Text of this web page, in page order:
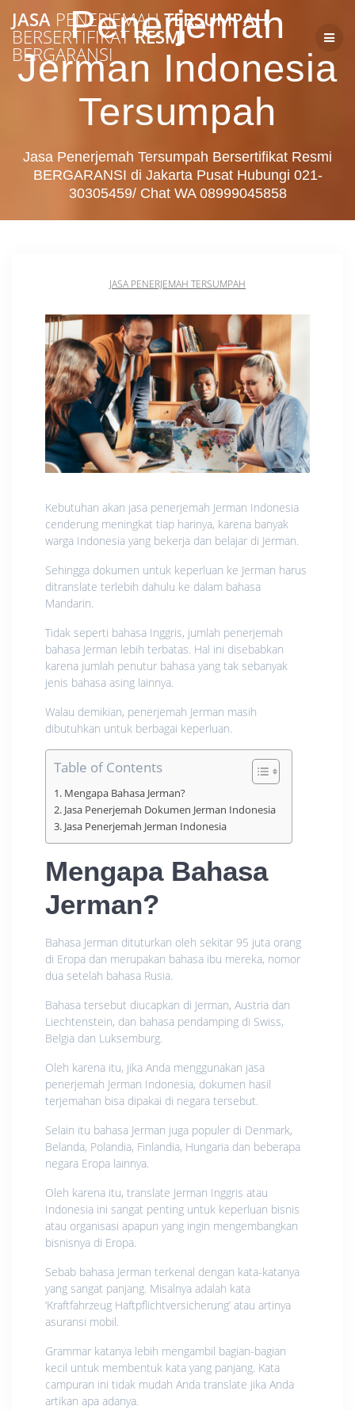
Skip
to
content
JASA PENERJEMAHTERSUMPAH
BERSERTIFIKATRESMI
BERGARANSI
Penerjemah
Jerman Indonesia
Tersumpah
Jasa Penerjemah Tersumpah Bersertifikat Resmi
BERGARANSI di Jakarta Pusat Hubungi 021-
30305459/ Chat WA 08999045858
JASA PENERJEMAH TERSUMPAH
Kebutuhan akan jasa penerjemah Jerman Indonesia
cenderung meningkat tiap harinya, karena banyak
warga Indonesia yang bekerja dan belajar di Jerman.
Sehingga dokumen untuk keperluan ke Jerman harus
ditranslate terlebih dahulu ke dalam bahasa
Mandarin.
Tidak seperti bahasa Inggris, jumlah penerjemah
bahasa Jerman lebih terbatas. Hal ini disebabkan
karena jumlah penutur bahasa yang tak sebanyak
jenis bahasa asing lainnya.
Walau demikian, penerjemah Jerman masih
dibutuhkan untuk berbagai keperluan.
Table of Contents
Mengapa Bahasa Jerman?
Jasa Penerjemah Dokumen Jerman Indonesia
Jasa Penerjemah Jerman Indonesia
Mengapa Bahasa
Jerman?
Bahasa Jerman dituturkan oleh sekitar 95 juta orang
di Eropa dan merupakan bahasa ibu mereka, nomor
dua setelah bahasa Rusia.
Bahasa tersebut diucapkan di Jerman, Austria dan
Liechtenstein, dan bahasa pendamping di Swiss,
Belgia dan Luksemburg.
Oleh karena itu, jika Anda menggunakan jasa
penerjemah Jerman Indonesia, dokumen hasil
terjemahan bisa dipakai di negara tersebut.
Selain itu bahasa Jerman juga populer di Denmark,
Belanda, Polandia, Finlandia, Hungaria dan beberapa
negara Eropa lainnya.
Oleh karena itu, translate Jerman Inggris atau
Indonesia ini sangat penting untuk keperluan bisnis
atau organisasi apapun yang ingin mengembangkan
bisnisnya di Eropa.
Sebab bahasa Jerman terkenal dengan kata-katanya
yang sangat panjang. Misalnya adalah kata
‘Kraftfahrzeug Haftpflichtversicherung’ atau artinya
asuransi mobil.
Grammar katanya lebih mengambil bagian-bagian
kecil untuk membentuk kata yang panjang. Kata
campuran ini tidak mudah Anda translate jika Anda
artikan apa adanya.